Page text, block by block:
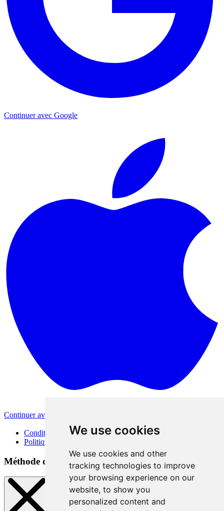
We use cookies
We use cookies and other
tracking technologies to improve
your browsing experience on our
website, to show you
personalized content and
Continuer avec Google
Continuer avec Apple
Conditions d'utilisation
Politique de confidentialité
Méthode de connexion